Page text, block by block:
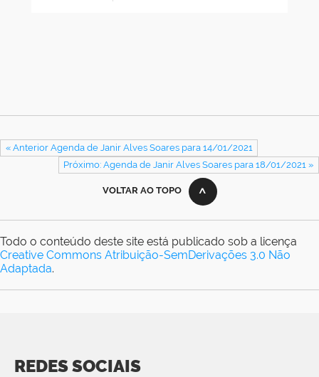
« Anterior Agenda de Janir Alves Soares para 14/01/2021
Próximo: Agenda de Janir Alves Soares para 18/01/2021 »
VOLTAR AO TOPO
Todo o conteúdo deste site está publicado sob a licença
Creative Commons Atribuição-SemDerivações 3.0 Não
Adaptada.
REDES SOCIAIS